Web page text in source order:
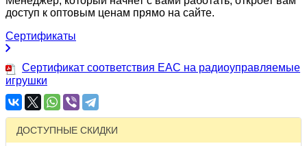
доступ к оптовым ценам прямо на сайте.
Сертификаты
Сертификат соответствия EAC на радиоуправляемые
игрушки
ДОСТУПНЫЕ СКИДКИ